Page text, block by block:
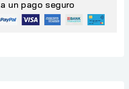
un pago seguro